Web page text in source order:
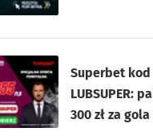
Superbet
LUBSUPER:
300 zł za gola